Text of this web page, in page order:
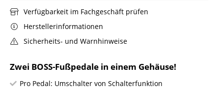
Zwei BOSS-Fußpedale in einem Gehäuse!
Pro Pedal: Umschalter von Schalterfunktion
Verfügbarkeit im Fachgeschäft prüfen
Herstellerinformationen
Sicherheits- und Warnhinweise